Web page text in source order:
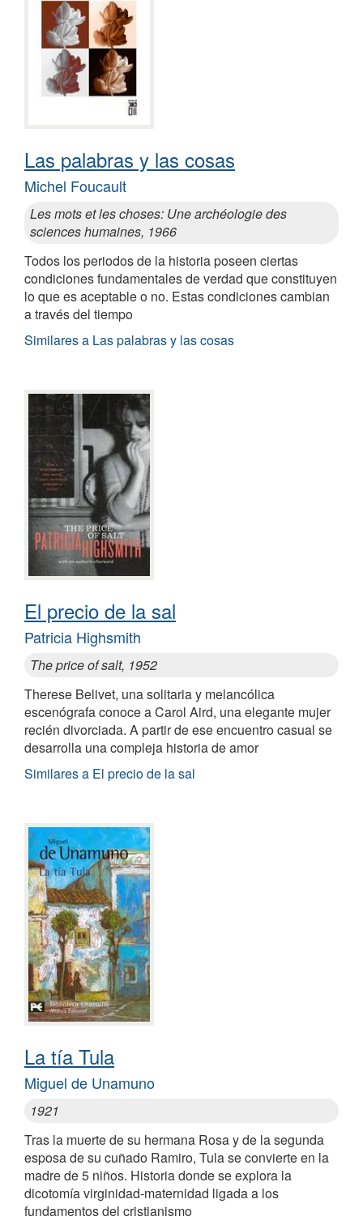
Las palabras y las cosas
Michel Foucault
Les mots et les choses: Une archéologie des
sciences humaines, 1966
Todos los periodos de la historia poseen ciertas
condiciones fundamentales de verdad que constituyen
lo que es aceptable o no. Estas condiciones cambian
a través del tiempo
Similares a Las palabras y las cosas
El precio de la sal
Patricia Highsmith
The price of salt, 1952
Therese Belivet, una solitaria y melancólica
escenógrafa conoce a Carol Aird, una elegante mujer
recién divorciada. A partir de ese encuentro casual se
desarrolla una compleja historia de amor
Similares a El precio de la sal
La tía Tula
Miguel de Unamuno
1921
Tras la muerte de su hermana Rosa y de la segunda
esposa de su cuñado Ramiro, Tula se convierte en la
madre de 5 niños. Historia donde se explora la
dicotomía virginidad-maternidad ligada a los
fundamentos del cristianismo